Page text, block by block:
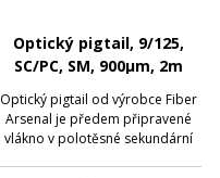
Optický pigtail, 9/125,
SC/PC, SM, 900µm, 2m
Optický pigtail od výrobce Fiber
Arsenal je předem připravené
vlákno v polotěsné sekundární